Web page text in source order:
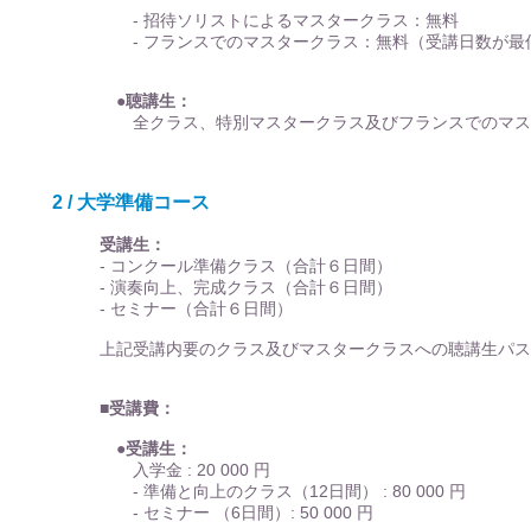
- 招待ソリストによるマスタークラス：無料
- フランスでのマスタークラス：無料（受講日数が最
●聴講生：
全クラス、特別マスタークラス及びフランスでのマ
2 / 大学準備コース
受講生：
- コンクール準備クラス（合計６日間）
- 演奏向上、完成クラス（合計６日間）
- セミナー（合計６日間）
上記受講内要のクラス及びマスタークラスへの聴講生パ
■受講費：
●受講生：
入学金 : 20 000 円
- 準備と向上のクラス（12日間） : 80 000 円
- セミナー （6日間）: 50 000 円